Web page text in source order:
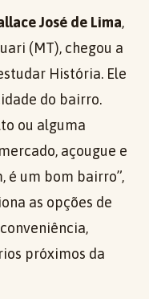
José de Lima,
(MT), chegou a
História. Ele
do bairro.
ou alguma
açougue e
é um bom bairro”,
as opções de
próximos da